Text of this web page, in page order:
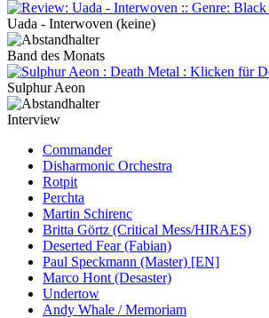
Uada - Interwoven (keine)
Band des Monats
Sulphur Aeon
Interview
Commander
Disharmonic Orchestra
Rotpit
Perchta
Martin Schirenc
Britta Görtz (Critical Mess/HIRAES)
Deserted Fear (Fabian)
Paul Speckmann (Master) [EN]
Marco Hont (Desaster)
Undertow
Andy Whale / Memoriam